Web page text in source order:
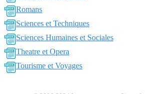
Romans
Sciences et Techniques
Sciences Humaines et Sociales
Theatre et Opera
Tourisme et Voyages